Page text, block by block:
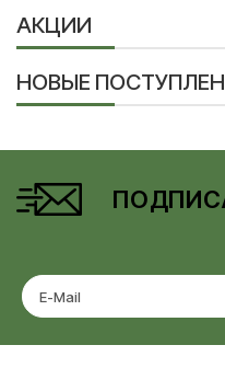
АКЦИИ
НОВЫЕ